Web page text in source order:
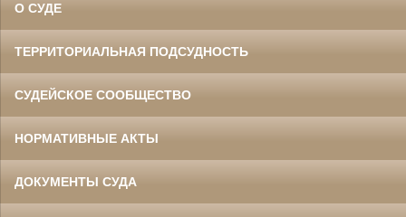
О СУДЕ
ТЕРРИТОРИАЛЬНАЯ ПОДСУДНОСТЬ
СУДЕЙСКОЕ СООБЩЕСТВО
НОРМАТИВНЫЕ АКТЫ
ДОКУМЕНТЫ СУДА